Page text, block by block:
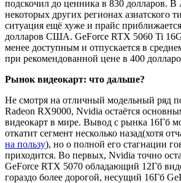
подскочил до ценника в 830 долларов. В
некоторых других регионах азиатского
ситуация ещё хуже и прайс
долларов США. GeForce RTX 5060 Ti
менее доступным и отпускается в
при рекомендованной цене в 400
Рынок видеокарт: что дальше?
Не смотря на отличный модельный ряд
Radeon RX9000, Nvidia остаётся
видеокарт в мире. Вывод с рынка 16Гб
откатит сегмент несколько назад(хотя
на пользу), но о полной его стагнации
приходится. Во первых, Nvidia точно
GeForce RTX 5070 обладающий 12Гб
гораздо более дорогой, несущий 16Гб